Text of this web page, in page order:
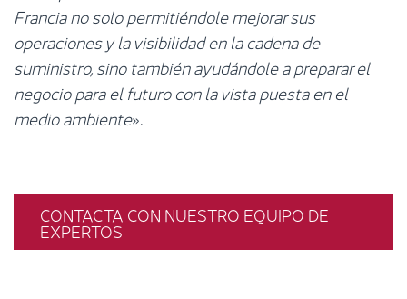
Francia no solo permitiéndole mejorar sus
operaciones y la visibilidad en la cadena de
suministro, sino también ayudándole a preparar el
negocio para el futuro con la vista puesta en el
medio ambiente».
CONTACTA CON NUESTRO EQUIPO DE
EXPERTOS